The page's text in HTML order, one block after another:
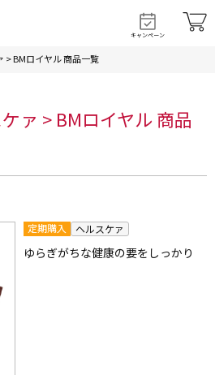
キャンペーン
> BMロイヤル 商品一覧
ァ > BMロイヤル 商品
定期購入 ヘルスケァ
ゆらぎがちな健康の要をしっかり